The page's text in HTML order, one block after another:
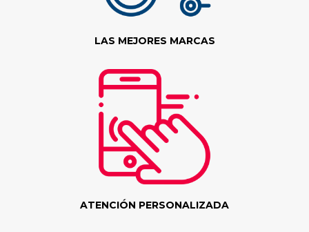
LAS MEJORES MARCAS
ATENCIÓN PERSONALIZADA